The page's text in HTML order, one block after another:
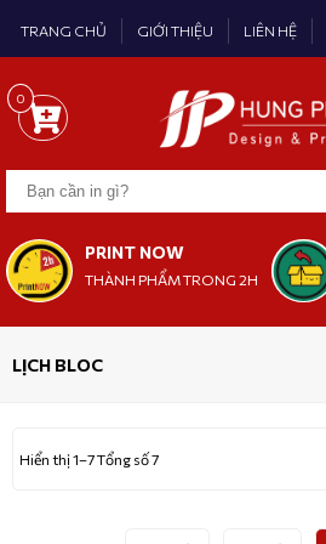
TRANG CHỦ GIỚI THIỆU LIÊN HỆ
0
PRINT NOW
THÀNH PHẨM TRONG 2H
LỊCH BLOC
Hiển thị 1–7 Tổng số 7